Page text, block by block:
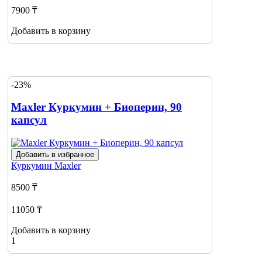
7900 ₸
Добавить в корзину
-23%
Maxler Куркумин + Биоперин, 90
капсул
Добавить в избранное
Куркумин Maxler
8500 ₸
11050 ₸
Добавить в корзину
1